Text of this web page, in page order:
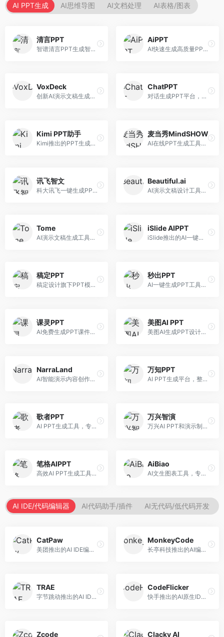
AI PPT生成 AI思维导图 AI文档处理 AI表格/图表
清言PPT
智谱清言PPT生成智能体，基于GLM大模型。面向智谱用户，支持对话生成PPT、内容优化等服务，与智谱生态深度整合。
AiPPT
AI快速生成高质量PPT平台，支持主题定制。面向职场人士和学生，提供一键生成、模板选择、内容优化等服务，PPT制作速度快，设计质量高。
VoxDeck
创新AI演示文稿生成工具，支持语音交互创作。面向职场人士，支持语音输入、PPT生成、内容优化等功能，语音创作体验便捷。
ChatPPT
对话生成PPT平台，支持自然语言交互创作。面向职场人士和教育工作者，通过对话方式完成PPT制作，交互体验友好，创作过程直观。
Kimi PPT助手
Kimi推出的PPT生成智能体，整合长文本处理能力。面向职场人士和学生，支持文档解析、PPT生成、内容优化等服务，与Kimi生态深度整合。
麦当秀MindSHOW
AI在线PPT生成工具，支持思维导图转PPT。面向职场人士，提供思维导图导入、PPT生成、模板选择等服务，思维导图转PPT效率高。
讯飞智文
科大讯飞一键生成PPT和Word工具，整合语音技术。面向职场人士，支持语音输入、文档生成、格式调整等功能，办公效率显著提升。
Beautiful.ai
AI演示文稿设计工具，专注于自动化设计排版。面向职场人士，提供智能排版、模板选择、设计优化等服务，设计美观度高。
Tome
AI演示文稿生成工具，专注于故事化演示创作。面向创业者和营销人员，提供故事叙述、视觉设计、内容生成等服务，演示文稿叙事性强。
iSlide AIPPT
iSlide推出的AI一键设计精美PPT工具。面向PPT设计用户，提供模板库、内容生成、设计优化等服务，与iSlide插件深度整合。
稿定PPT
稿定设计旗下PPT模板资源库，整合AI生成功能。面向设计师和职场人士，提供海量PPT模板、AI内容生成等服务，模板质量高。
秒出PPT
AI一键生成PPT工具，专注于快速演示文稿制作。面向职场人士，支持主题输入、内容生成、模板套用等功能，PPT生成速度快，适合紧急制作场景。
课灵PPT
AI免费生成PPT课件平台，专注于教育场景。面向教师和教育工作者，提供课件生成、教学设计、模板选择等服务，教育适配性强。
美图AI PPT
美图AI生成PPT设计工具，整合图像处理能力。面向设计师和职场人士，提供PPT生成、图片美化、设计优化等服务，视觉设计美观。
NarraLand
AI智能演示内容创作平台，专注于叙事演示。面向内容创作者，提供故事创作、演示生成、动画设计等服务，演示内容生动有趣。
万知PPT
AI PPT生成平台，整合知识库与创作功能。面向职场人士，支持内容检索、PPT生成、设计优化等服务，知识整合能力强。
歌者PPT
AI PPT生成工具，专注于演示文稿智能创作。面向职场人士，支持主题输入、内容生成、设计美化等功能，PPT制作效率高。
万兴智演
万兴AI PPT和演示制作软件，整合视频演示功能。面向职场人士和教育工作者，提供PPT生成、演示录制、视频制作等服务，演示功能完善。
笔格AIPPT
高效AI PPT生成工具，专注于演示文稿智能创作。面向职场人士，支持主题输入、内容生成、设计美化等功能，PPT制作效率高。
AiBiao
AI文生图表工具，专注于数据可视化展示。面向数据分析师和职场人士，提供图表生成、数据可视化、PPT嵌入等服务，数据展示专业。
AI IDE/代码编辑器 AI代码助手/插件 AI无代码/低代码开发
CatPaw
美团推出的AI IDE编程工具，专注于本地开发生态。面向开发者，提供智能代码补全、代码生成、项目管理等服务，本地开发体验好。
MonkeyCode
长亭科技推出的AI编程助手，专注于安全开发。面向开发者，提供代码生成、安全检测、漏洞修复等服务，安全开发能力强。
TRAE
字节跳动推出的AI IDE编程工具，深度集成大模型能力。面向开发者，提供智能代码补全、代码解释、重构优化等服务，编程效率显著提升。
CodeFlicker
快手推出的AI原生IDE，专注于短视频相关开发。面向快手生态开发者，提供代码生成、调试辅助等服务，与快手开发生态深度整合。
Zcode Clacky AI